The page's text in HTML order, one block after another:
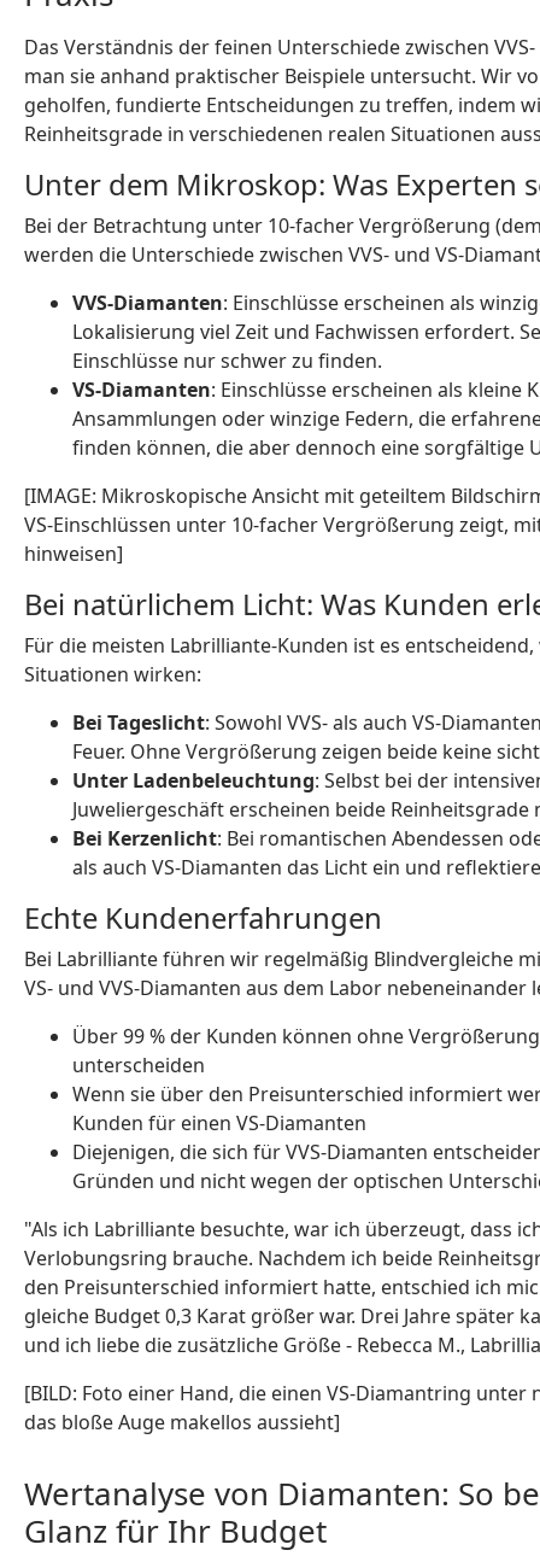
Das Verständnis der feinen Unterschiede zwischen
man sie anhand praktischer Beispiele untersucht. Wir
geholfen, fundierte Entscheidungen zu treffen, indem
Reinheitsgrade in verschiedenen realen Situationen
Unter dem Mikroskop: Was Experten
Bei der Betrachtung unter 10-facher Vergrößerung
werden die Unterschiede zwischen VVS- und VS-
VVS-Diamanten: Einschlüsse erscheinen als
Lokalisierung viel Zeit und Fachwissen erfordert.
Einschlüsse nur schwer zu finden.
VS-Diamanten: Einschlüsse erscheinen als kleine
Ansammlungen oder winzige Federn, die
finden können, die aber dennoch eine sorgfältige
[IMAGE: Mikroskopische Ansicht mit geteiltem
VS-Einschlüssen unter 10-facher Vergrößerung zeigt,
hinweisen]
Bei natürlichem Licht: Was Kunden
Für die meisten Labrilliante-Kunden ist es
Situationen wirken:
Bei Tageslicht: Sowohl VVS- als auch VS-
Feuer. Ohne Vergrößerung zeigen beide keine
Unter Ladenbeleuchtung: Selbst bei der
Juweliergeschäft erscheinen beide
Bei Kerzenlicht: Bei romantischen Abendessen
als auch VS-Diamanten das Licht ein und
Echte Kundenerfahrungen
Bei Labrilliante führen wir regelmäßig Blindvergleiche
VS- und VVS-Diamanten aus dem Labor
Über 99 % der Kunden können ohne
unterscheiden
Wenn sie über den Preisunterschied informiert
Kunden für einen VS-Diamanten
Diejenigen, die sich für VVS-Diamanten
Gründen und nicht wegen der optischen
"Als ich Labrilliante besuchte, war ich überzeugt, dass
Verlobungsring brauche. Nachdem ich beide
den Preisunterschied informiert hatte, entschied ich
gleiche Budget 0,3 Karat größer war. Drei Jahre später
und ich liebe die zusätzliche Größe - Rebecca M.,
[BILD: Foto einer Hand, die einen VS-Diamantring
das bloße Auge makellos aussieht]
Wertanalyse von Diamanten: So
Glanz für Ihr Budget